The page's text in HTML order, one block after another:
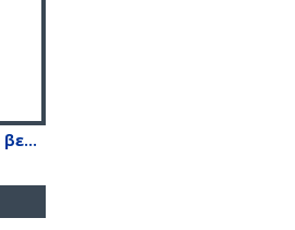
Στόχος με μαγνητικά βελάκια S